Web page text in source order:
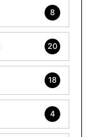
8
20
18
4